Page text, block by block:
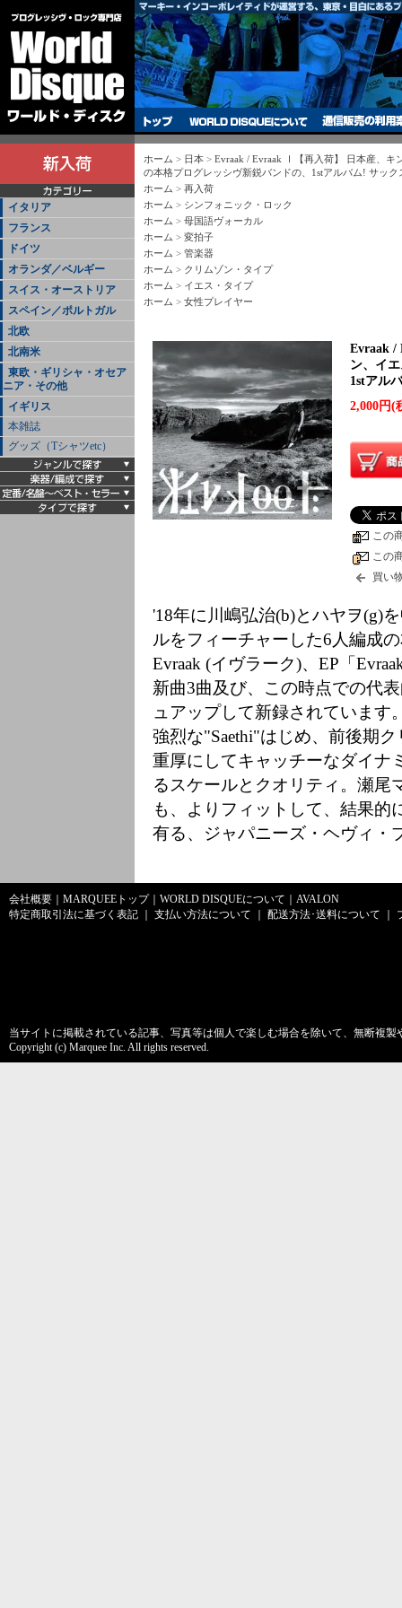
イタリア
フランス
ドイツ
オランダ／ベルギー
スイス・オーストリア
スペイン／ポルトガル
北欧
北南米
東欧・ギリシャ・オセア
ニア・その他
イギリス
本雑誌
グッズ（Tシャツetc）
ホーム > 日本 > Evraak / Evraak Ⅰ【再入荷】 日本産、キ
の本格プログレッシヴ新鋭バンドの、1stアルバム! サッ
ホーム > 再入荷
ホーム > シンフォニック・ロック
ホーム > 母国語ヴォーカル
ホーム > 変拍子
ホーム > 管楽器
ホーム > クリムゾン・タイプ
ホーム > イエス・タイプ
ホーム > 女性プレイヤー
Evraak /
ン、イ
1stアル
2,000円(
この
この
買い
'18年に川嶋弘治(b)とハヤヲ(g)
ルをフィーチャーした6人編成
Evraak (イヴラーク)、EP「
新曲3曲及び、この時点での代
ュアップして新録されていま
強烈な"Saethi"はじめ、前後期
重厚にしてキャッチーなダイナ
るスケールとクオリティ。瀬尾
も、よりフィットして、結果的
有る、ジャパニーズ・ヘヴィ・
会社概要 MARQUEEトップ｜ WORLD DISQUEについて
AVALON
特定商取引法に基づく表記
支払い方法について 配送方法･送料について
当サイトに掲載されている記事、写真等は個人で楽しむ場合を除いて、無断複
Copyright (c) Marquee Inc. All rights reserved.